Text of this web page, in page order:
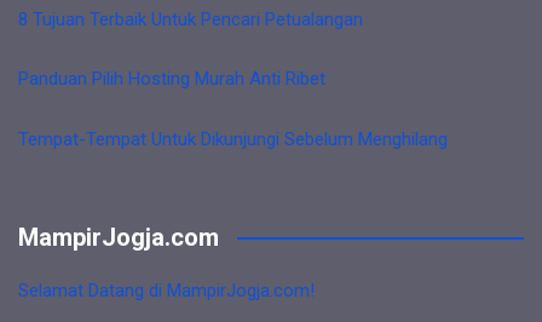
8 Tujuan Terbaik Untuk Pencari Petualangan
Panduan Pilih Hosting Murah Anti Ribet
Tempat-Tempat Untuk Dikunjungi Sebelum Menghilang
MampirJogja.com
Selamat Datang di MampirJogja.com!